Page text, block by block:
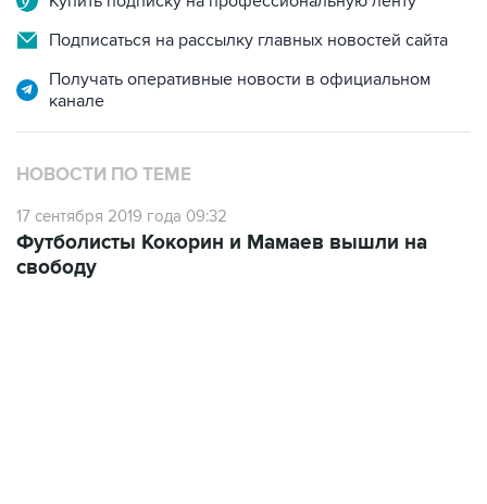
Подписаться на рассылку главных новостей сайта
Получать оперативные новости в официальном
канале
НОВОСТИ ПО ТЕМЕ
17 сентября 2019 года 09:32
Футболисты Кокорин и Мамаев вышли на
свободу